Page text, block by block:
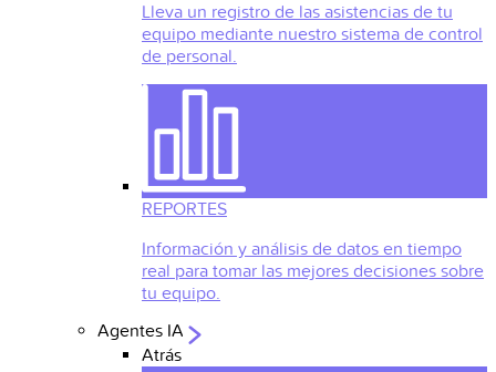
Lleva un registro de las asistencias de tu
equipo mediante nuestro sistema de control
de personal.
REPORTES
Información y análisis de datos en tiempo
real para tomar las mejores decisiones sobre
tu equipo.
Agentes IA
Atrás